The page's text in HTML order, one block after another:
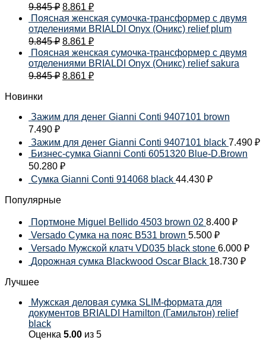
9.845₽ 8.861 ₽
Поясная женская сумочка-трансформер с двумя
отделениями BRIALDI Onyx (Оникс) relief plum
9.845₽ 8.861 ₽
Поясная женская сумочка-трансформер с двумя
отделениями BRIALDI Onyx (Оникс) relief sakura
9.845₽ 8.861 ₽
Новинки
Зажим для денег Gianni Conti 9407101 brown
7.490 ₽
Зажим для денег Gianni Conti 9407101 black 7.490 ₽
Бизнес-сумка Gianni Conti 6051320 Blue-D.Brown
50.280 ₽
Сумка Gianni Conti 914068 black 44.430 ₽
Популярные
Портмоне Miguel Bellido 4503 brown 02 8.400 ₽
Versado Сумка на пояс B531 brown 5.500 ₽
Versado Мужской клатч VD035 black stone 6.000 ₽
Дорожная сумка Blackwood Oscar Black 18.730 ₽
Лучшее
Мужская деловая сумка SLIM-формата для
документов BRIALDI Hamilton (Гамильтон) relief
black
Оценка 5.00 из 5